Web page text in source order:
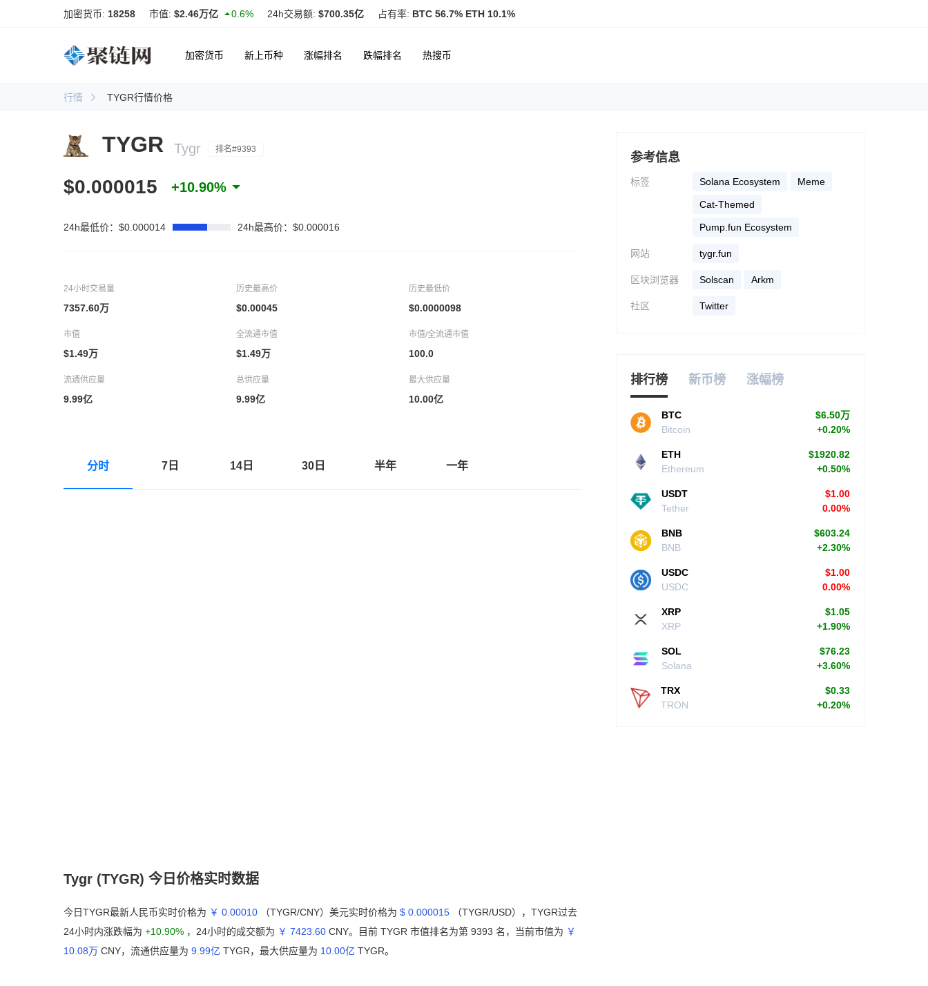
加密货币: 18258 市值: $2.46万亿 0.6% 24h交易额: $700.35亿 占有率: BTC 56.7% ETH 10.1%
加密货币 新上币种 涨幅排名 跌幅排名 热搜币
行情 TYGR行情价格
TYGR Tygr 排名#9393
$0.000015 +10.90%
24h最低价：$0.000014 24h最高价：$0.000016
24小时交易量
7357.60万
历史最高价
$0.00045
历史最低价
$0.0000098
市值
$1.49万
全流通市值
$1.49万
市值/全流通市值
100.0
流通供应量
9.99亿
总供应量
9.99亿
最大供应量
10.00亿
分时 7日 14日 30日 半年 一年
Tygr (TYGR) 今日价格实时数据
今日TYGR最新人民币实时价格为 ￥ 0.00010 （TYGR/CNY）美元实时价格为 $ 0.000015 （TYGR/USD），TYGR过去
24小时内涨跌幅为 +10.90% ，24小时的成交额为 ￥ 7423.60 CNY。目前 TYGR 市值排名为第 9393 名，当前市值为 ￥
10.08万 CNY，流通供应量为 9.99亿 TYGR，最大供应量为 10.00亿 TYGR。
参考信息
标签 Solana Ecosystem Meme
Cat-Themed
Pump.fun Ecosystem
网站 tygr.fun
区块浏览器 solscan arkm
社区 Twitter
排行榜 新币榜 涨幅榜
BTC
Bitcoin
$6.50万
+0.20%
ETH
Ethereum
$1920.82
+0.50%
USDT
Tether
$1.00
0.00%
BNB
BNB
$603.24
+2.30%
USDC
USDC
$1.00
0.00%
XRP
XRP
$1.05
+1.90%
SOL
Solana
$76.23
+3.60%
TRX
TRON
$0.33
+0.20%